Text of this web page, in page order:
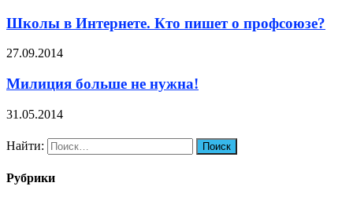
Школы в Интернете. Кто пишет о профсоюзе?
27.09.2014
Милиция больше не нужна!
31.05.2014
Найти:
Рубрики